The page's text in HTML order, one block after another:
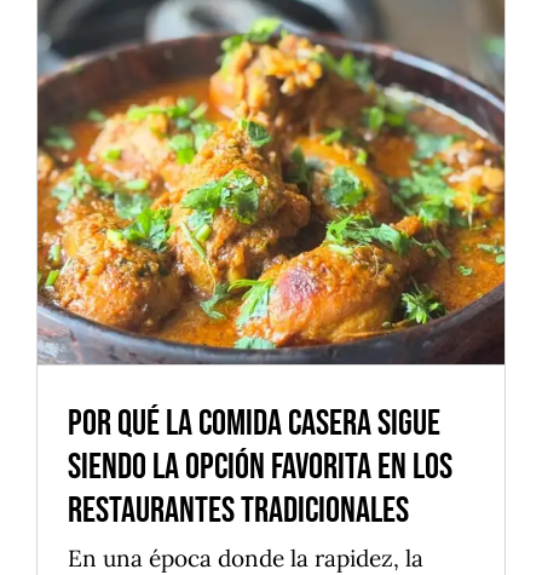
Por qué la comida casera sigue
siendo la opción favorita en los
restaurantes tradicionales
Alimentos Cocina saludable Postres Productos naturales
Por qué la comida casera sigue
siendo la opción favorita en los
restaurantes tradicionales
En una época donde la rapidez, la